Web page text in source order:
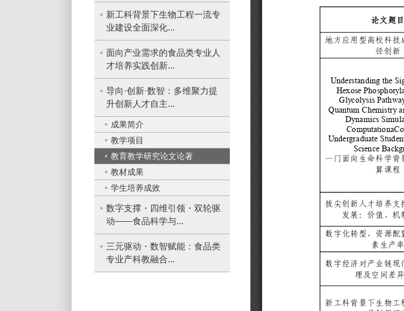
新工科背景下生物工程一流专
业建设全面深化...
面向产业需求的食品类专业人
才培养实践创新...
导向·创新·数智：多维聚力提
升创新人才自主...
成果简介
教学项目
教育教学研究论文论著
教材成果
学生培养成效
数字支撑・四维引领・双轮驱
动——食品科学与...
三元驱动・数智赋能：食品类
专业产科教融合...